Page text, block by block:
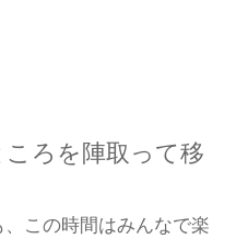
ろを陣取って移
この時間はみんなで楽